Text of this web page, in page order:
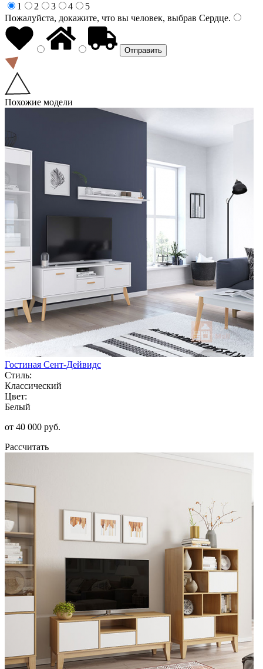
1
2 3 4
5
Пожалуйста, докажите, что вы человек, выбрав Сердце.
Похожие модели
Гостиная Сент-Дейвидс
Стиль:
Классический
Цвет:
Белый
от 40 000 руб.
Рассчитать